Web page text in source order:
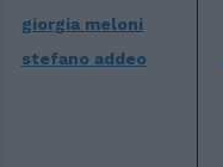
giorgia meloni
stefano addeo